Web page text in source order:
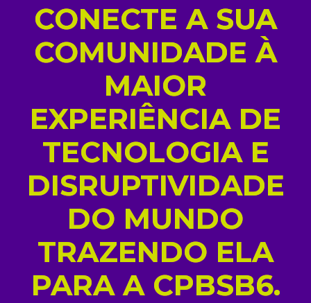
CONECTE A SUA
COMUNIDADE À
MAIOR
EXPERIÊNCIA DE
TECNOLOGIA E
DISRUPTIVIDADE
DO MUNDO
TRAZENDO ELA
PARA A CPBSB6.